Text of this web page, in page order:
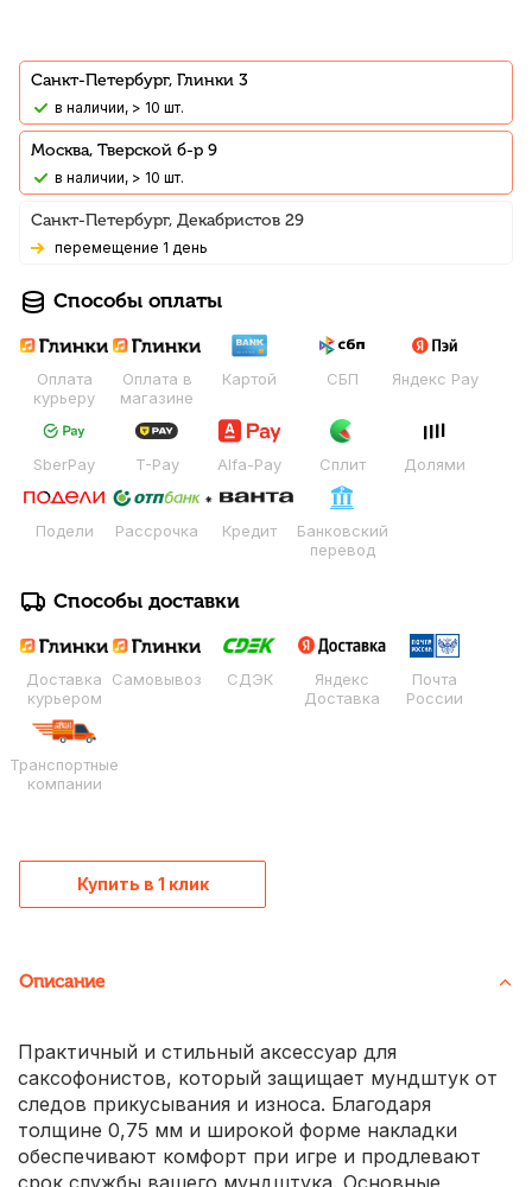
Санкт-Петербург, Глинки 3
В наличии, > 10 шт.
Москва, Тверской б-р 9
В наличии, > 10 шт.
Санкт-Петербург, Декабристов 29
Перемещение 1 день
Способы оплаты
Оплата
курьеру
Оплата в
магазине
Картой СБП Яндекс Pay
SberPay T-Pay Alfa-Pay Сплит Долями
Подели Рассрочка Кредит
Банковский
перевод
Способы доставки
Доставка
курьером
Самовывоз СДЭК
Яндекс
Доставка
Почта
России
Транспортные
компании
Купить в 1 клик
Описание
Практичный и стильный аксессуар для
саксофонистов, который защищает мундштук от
следов прикусывания и износа. Благодаря
толщине 0,75 мм и широкой форме накладки
обеспечивают комфорт при игре и продлевают
срок службы вашего мундштука. Основные